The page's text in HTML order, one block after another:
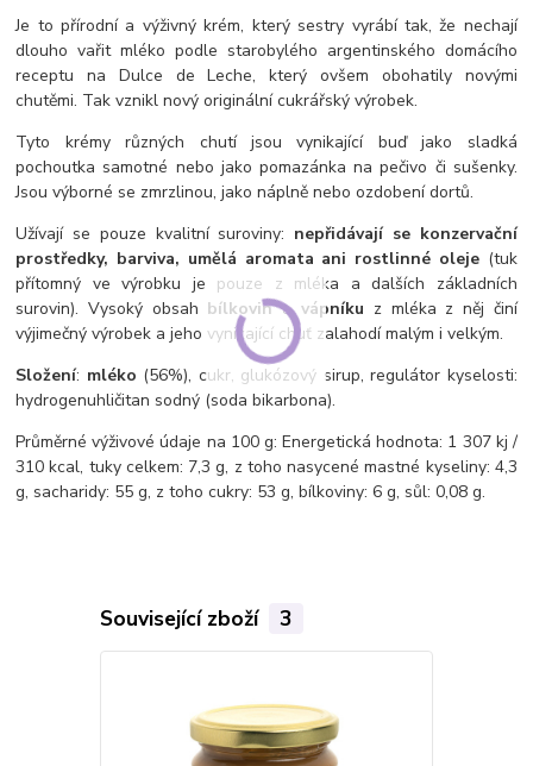
Je to přírodní a výživný krém, který sestry vyrábí tak, že nechají
dlouho vařit mléko podle starobylého argentinského domácího
receptu na Dulce de Leche, který ovšem obohatily novými
chutěmi. Tak vznikl nový originální cukrářský výrobek.
Tyto krémy různých chutí jsou vynikající buď jako sladká
pochoutka samotné nebo jako pomazánka na pečivo či sušenky.
Jsou výborné se zmrzlinou, jako náplně nebo ozdobení dortů.
Užívají se pouze kvalitní suroviny: nepřidávají se konzervační
prostředky, barviva, umělá aromata ani rostlinné oleje (tuk
přítomný ve výrobku je pouze z mléka a dalších základních
surovin). Vysoký obsah bílkovina vápníku z mléka z něj činí
výjimečný výrobek a jeho vynikající chuť zalahodí malým i velkým.
Složení: mléko (56%), cukr, glukózový sirup, regulátor kyselosti:
hydrogenuhličitan sodný (soda bikarbona).
Průměrné výživové údaje na 100 g: Energetická hodnota: 1 307 kj /
310 kcal, tuky celkem: 7,3 g, z toho nasycené mastné kyseliny: 4,3
g, sacharidy: 55 g, z toho cukry: 53 g, bílkoviny: 6 g, sůl: 0,08 g.
Související zboží 3